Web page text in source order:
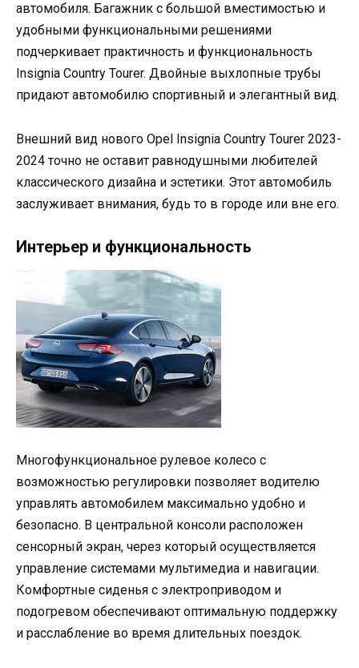
автомобиля. Багажник с большой вместимостью и
удобными функциональными решениями
подчеркивает практичность и функциональность
Insignia Country Tourer. Двойные выхлопные трубы
придают автомобилю спортивный и элегантный вид.
Внешний вид нового Opel Insignia Country Tourer 2023-
2024 точно не оставит равнодушными любителей
классического дизайна и эстетики. Этот автомобиль
заслуживает внимания, будь то в городе или вне его.
Интерьер и функциональность
Многофункциональное рулевое колесо с
возможностью регулировки позволяет водителю
управлять автомобилем максимально удобно и
безопасно. В центральной консоли расположен
сенсорный экран, через который осуществляется
управление системами мультимедиа и навигации.
Комфортные сиденья с электроприводом и
подогревом обеспечивают оптимальную поддержку
и расслабление во время длительных поездок.